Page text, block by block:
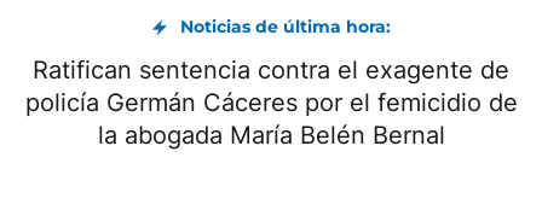
Noticias de última hora:
Ratifican sentencia contra el exagente de
policía Germán Cáceres por el femicidio de
la abogada María Belén Bernal